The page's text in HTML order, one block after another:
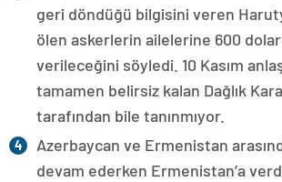
geri döndüğü bilgisini veren
ölen askerlerin ailelerine 600 dolar
verileceğini söyledi. 10 Kasım
tamamen belirsiz kalan Dağlık
tarafından bile tanınmıyor.
Azerbaycan ve Ermenistan
devam ederken Ermenistan’a